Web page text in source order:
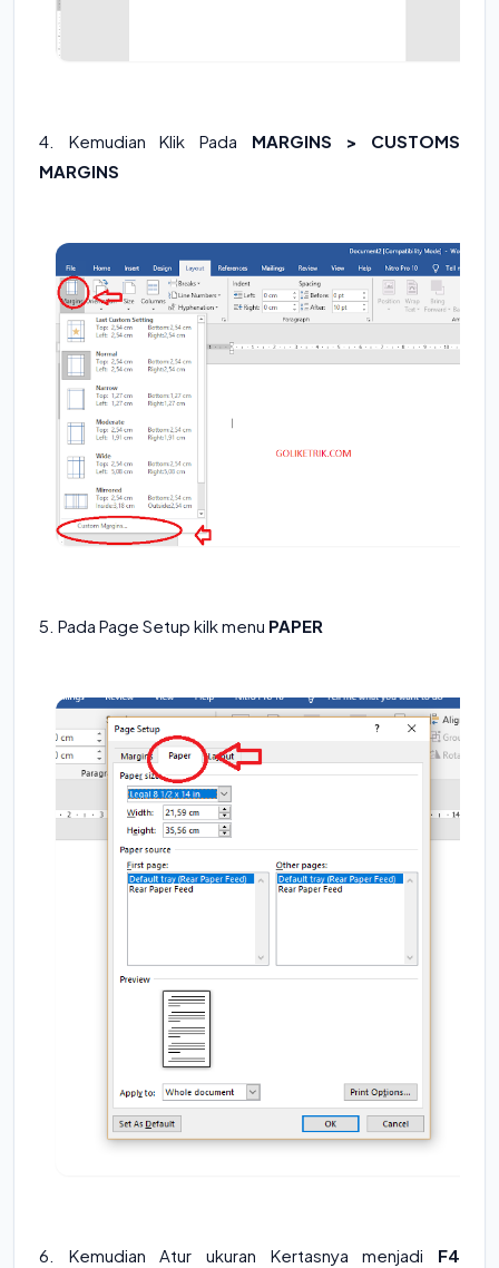
4. Kemudian Klik Pada MARGINS > CUSTOMS
MARGINS
5. Pada Page Setup kilk menu PAPER
6. Kemudian Atur ukuran Kertasnya menjadi F4